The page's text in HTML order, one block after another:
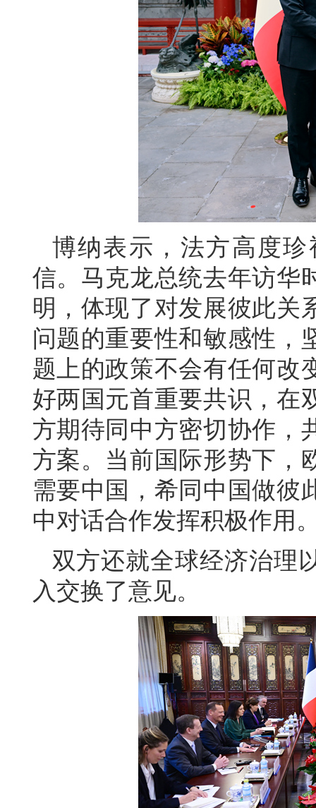
博纳表示，法方高度
信。马克龙总统去年访华
明，体现了对发展彼此关
问题的重要性和敏感性，
题上的政策不会有任何改
好两国元首重要共识，在
方期待同中方密切协作，
方案。当前国际形势下，
需要中国，希同中国做彼
中对话合作发挥积极作用
双方还就全球经济治理
入交换了意见。